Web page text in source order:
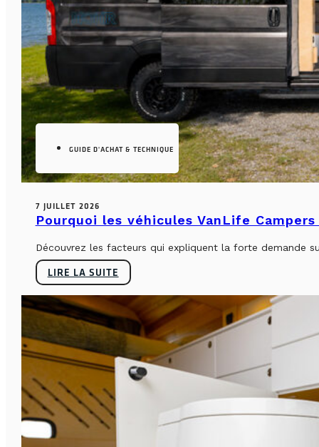
GUIDE D'ACHAT & TECHNIQUE
7 JUILLET 2026
Pourquoi les véhicules VanLife
Découvrez les facteurs qui expliquent la forte demande
LIRE LA SUITE